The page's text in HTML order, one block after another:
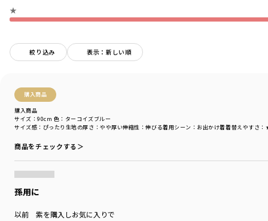
★
絞り込み 表示：新しい順
購入商品
購入商品
サイズ感 ：ぴったり 生地の厚さ ：やや厚い伸縮性 ：伸びる着用シーン ：お出かけ着着替えやすさ
サイズ：90cm 色：ターコイズブルー
商品をチェックする＞
孫用に
以前 紫を購入しお気に入りで
伸縮性：あり
着用イメージ/カラー：ターコイズブルー
モデル：身長112.0cm 体重19kg
ブランド
シーズン
カテゴリ
／トップス
カラー
／パープル
商品番号